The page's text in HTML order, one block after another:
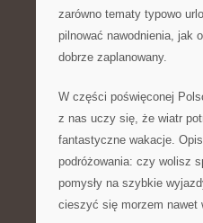
zarówno tematy typowo
pilnować nawodnienia, jak
dobrze zaplanowany.
W części poświęconej
z nas uczy się, że wiatr
fantastyczne wakacje.
podróżowania: czy wolisz
pomysły na szybkie
cieszyć się morzem nawet